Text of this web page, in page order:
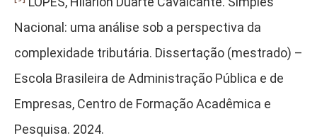
Nacional: uma análise sob a perspectiva da
complexidade tributária. Dissertação (mestrado) –
Escola Brasileira de Administração Pública e de
Empresas, Centro de Formação Acadêmica e
Pesquisa. 2024.